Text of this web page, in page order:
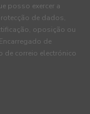
posso exercer a
de dados,
oposição ou
de
de correio electrónico